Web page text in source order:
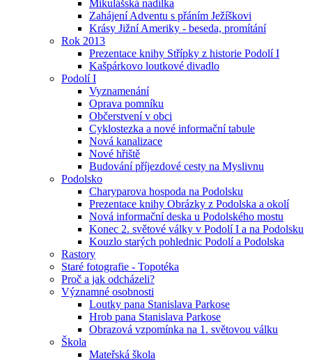
Mikulášská nadílka
Zahájení Adventu s přáním Ježíškovi
Krásy Jižní Ameriky - beseda, promítání
Rok 2013
Prezentace knihy Střípky z historie Podolí I
Kašpárkovo loutkové divadlo
Podolí I
Vyznamenání
Oprava pomníku
Občerstvení v obci
Cyklostezka a nové informační tabule
Nová kanalizace
Nové hřiště
Budování příjezdové cesty na Myslivnu
Podolsko
Charyparova hospoda na Podolsku
Prezentace knihy Obrázky z Podolska a okolí
Nová informační deska u Podolského mostu
Konec 2. světové války v Podolí I a na Podolsku
Kouzlo starých pohlednic Podolí a Podolska
Rastory
Staré fotografie - Topotéka
Proč a jak odcházeli?
Významné osobnosti
Loutky pana Stanislava Parkose
Hrob pana Stanislava Parkose
Obrazová vzpomínka na 1. světovou válku
Škola
Mateřská škola